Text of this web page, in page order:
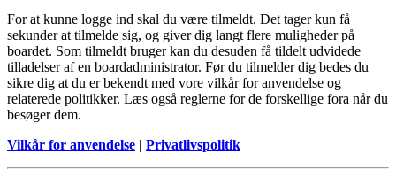
For at kunne logge ind skal du være tilmeldt. Det tager kun få
sekunder at tilmelde sig, og giver dig langt flere muligheder på
boardet. Som tilmeldt bruger kan du desuden få tildelt udvidede
tilladelser af en boardadministrator. Før du tilmelder dig bedes du
sikre dig at du er bekendt med vore vilkår for anvendelse og
relaterede politikker. Læs også reglerne for de forskellige fora når du
besøger dem.
Vilkår for anvendelse | Privatlivspolitik